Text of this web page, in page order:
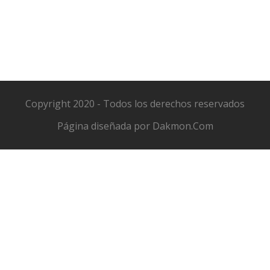
Copyright 2020 - Todos los derechos reservados
Página diseñada por Dakmon.Com